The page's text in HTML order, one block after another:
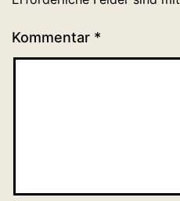
Kommentar *